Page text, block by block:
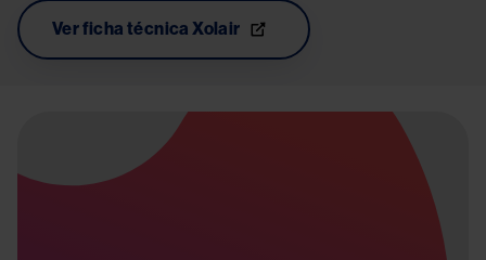
Ver ficha técnica Xolair